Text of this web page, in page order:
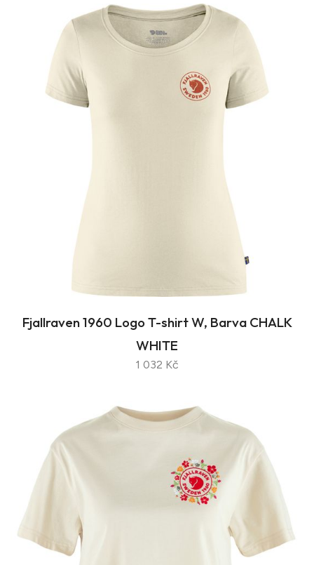
Fjallraven 1960 Logo T-shirt W, Barva CHALK
WHITE
1 032 Kč